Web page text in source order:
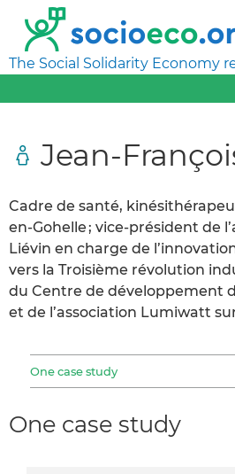
The Social Solidarity Economy
Jean-
Cadre de santé,
en-Gohelle ; vice-président de
Liévin en charge de
vers la Troisième révolution
du Centre de développement
et de l’association Lumiwatt
One case study
One case study